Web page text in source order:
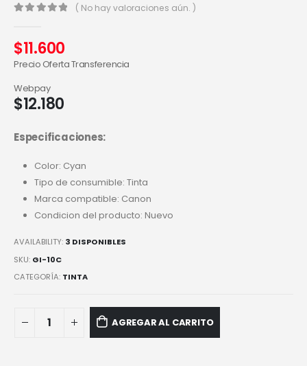
( No hay valoraciones aún. )
$11.600
Precio Oferta Transferencia
$12.180
Webpay
Especificaciones:
Color: Cyan
Tipo de consumible: Tinta
Marca compatible: Canon
Condicion del producto: Nuevo
AVAILABILITY: 3 DISPONIBLES
SKU: GI-10C
CATEGORÍA: TINTA
AGREGAR AL CARRITO